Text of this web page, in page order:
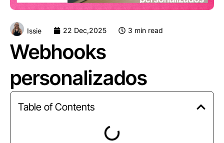
Issie 22 Dec,2025 3 min read
Webhooks
personalizados
Table of Contents